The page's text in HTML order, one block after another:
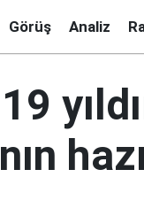
Görüş Analiz